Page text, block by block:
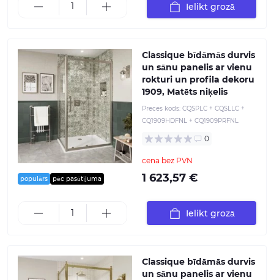
Ielikt grozā
populārs pēc pasūtījuma
Classique bīdāmās durvis
un sānu panelis ar vienu
rokturi un profila dekoru
1909, Matēts niķelis
Preces kods: CQSPLC + CQSLLC +
CQ1909HDFNL + CQ1909PRFNL
0
cena bez PVN
1 623,57 €
Ielikt grozā
Classique bīdāmās durvis
un sānu panelis ar vienu